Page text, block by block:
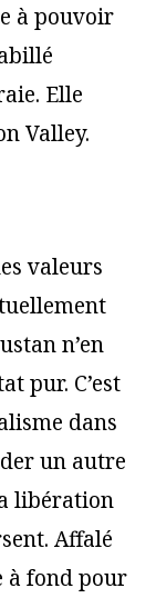
à pouvoir
Elle
Valley.
valeurs
n’en
pur. C’est
dans
un autre
libération
Affalé
à fond pour